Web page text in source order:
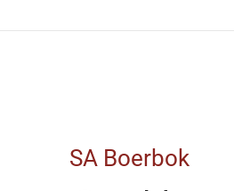
SA Boerbok